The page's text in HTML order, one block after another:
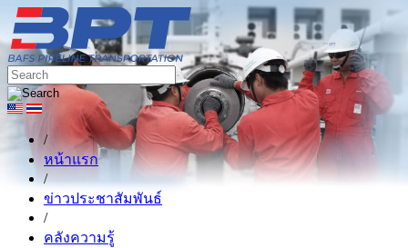
/
หน้าแรก
/
ข่าวประชาสัมพันธ์
/
คลังความรู้